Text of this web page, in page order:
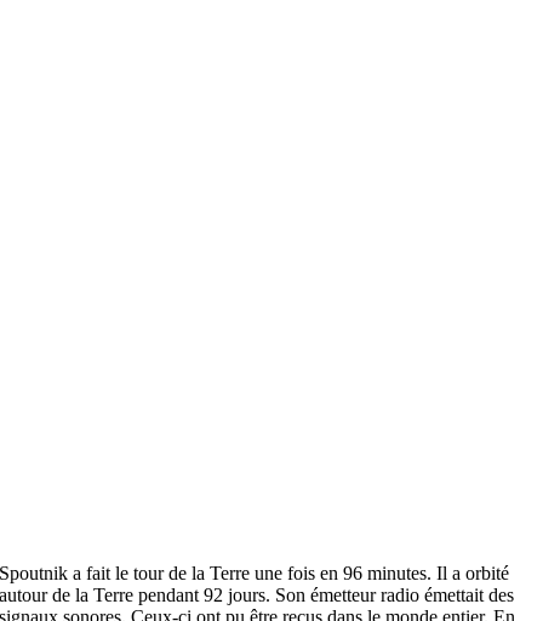
Spoutnik a fait le tour de la Terre une fois en 96 minutes. Il a orbité
autour de la Terre pendant 92 jours. Son émetteur radio émettait des
signaux sonores. Ceux-ci ont pu être reçus dans le monde entier. En